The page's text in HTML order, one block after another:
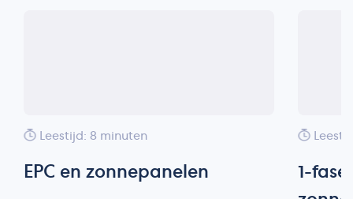
Leestijd: 8 minuten
EPC en zonnepanelen
1-